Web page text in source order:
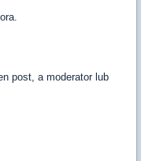
post, a moderator lub